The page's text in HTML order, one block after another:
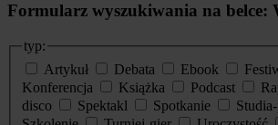
Formularz wyszukiwania na belce:
typ:
Artykuł
Debata Ebook
Konferencja
Książka Podcast
disco
Spektakl Spotkanie